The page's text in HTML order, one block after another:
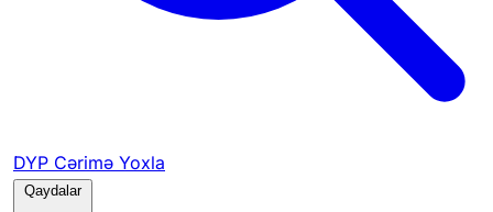
DYP Cərimə Yoxla
Qaydalar